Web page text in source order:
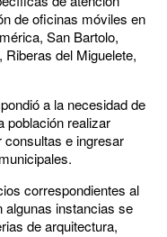
de oficinas móviles en
San Bartolo,
del Miguelete,
a la necesidad de
población realizar
e ingresar
correspondientes al
algunas instancias se
de arquitectura,